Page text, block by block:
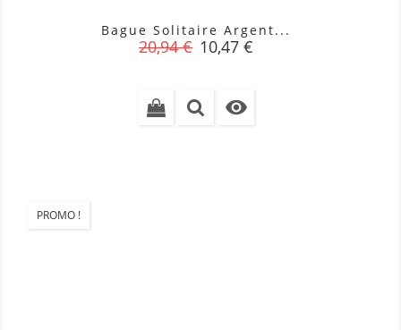
Bague Solitaire Argent...
Prix
20,94 € Prix
10,47 €

PROMO !